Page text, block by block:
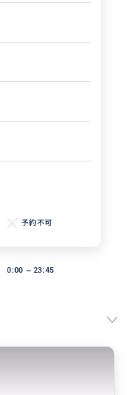
予約不可
0:00 ~ 23:45